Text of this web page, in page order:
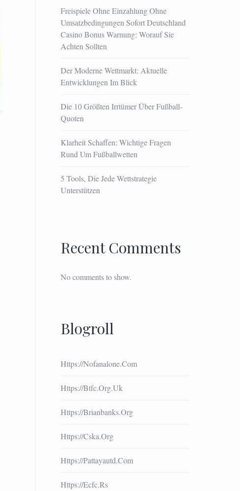
Freispiele Ohne Einzahlung Ohne
Umsatzbedingungen Sofort Deutschland
Casino Bonus Warnung: Worauf Sie
Achten Sollten
Der Moderne Wettmarkt: Aktuelle
Entwicklungen Im Blick
Die 10 Größten Irrtümer Über Fußball-
Quoten
Klarheit Schaffen: Wichtige Fragen
Rund Um Fußballwetten
5 Tools, Die Jede Wettstrategie
Unterstützen
Recent Comments
No comments to show.
Blogroll
Https://nofanalone.com
Https://btfc.org.uk
Https://brianbanks.org
Https://cska.org
Https://pattayautd.com
Https://ecfc.rs